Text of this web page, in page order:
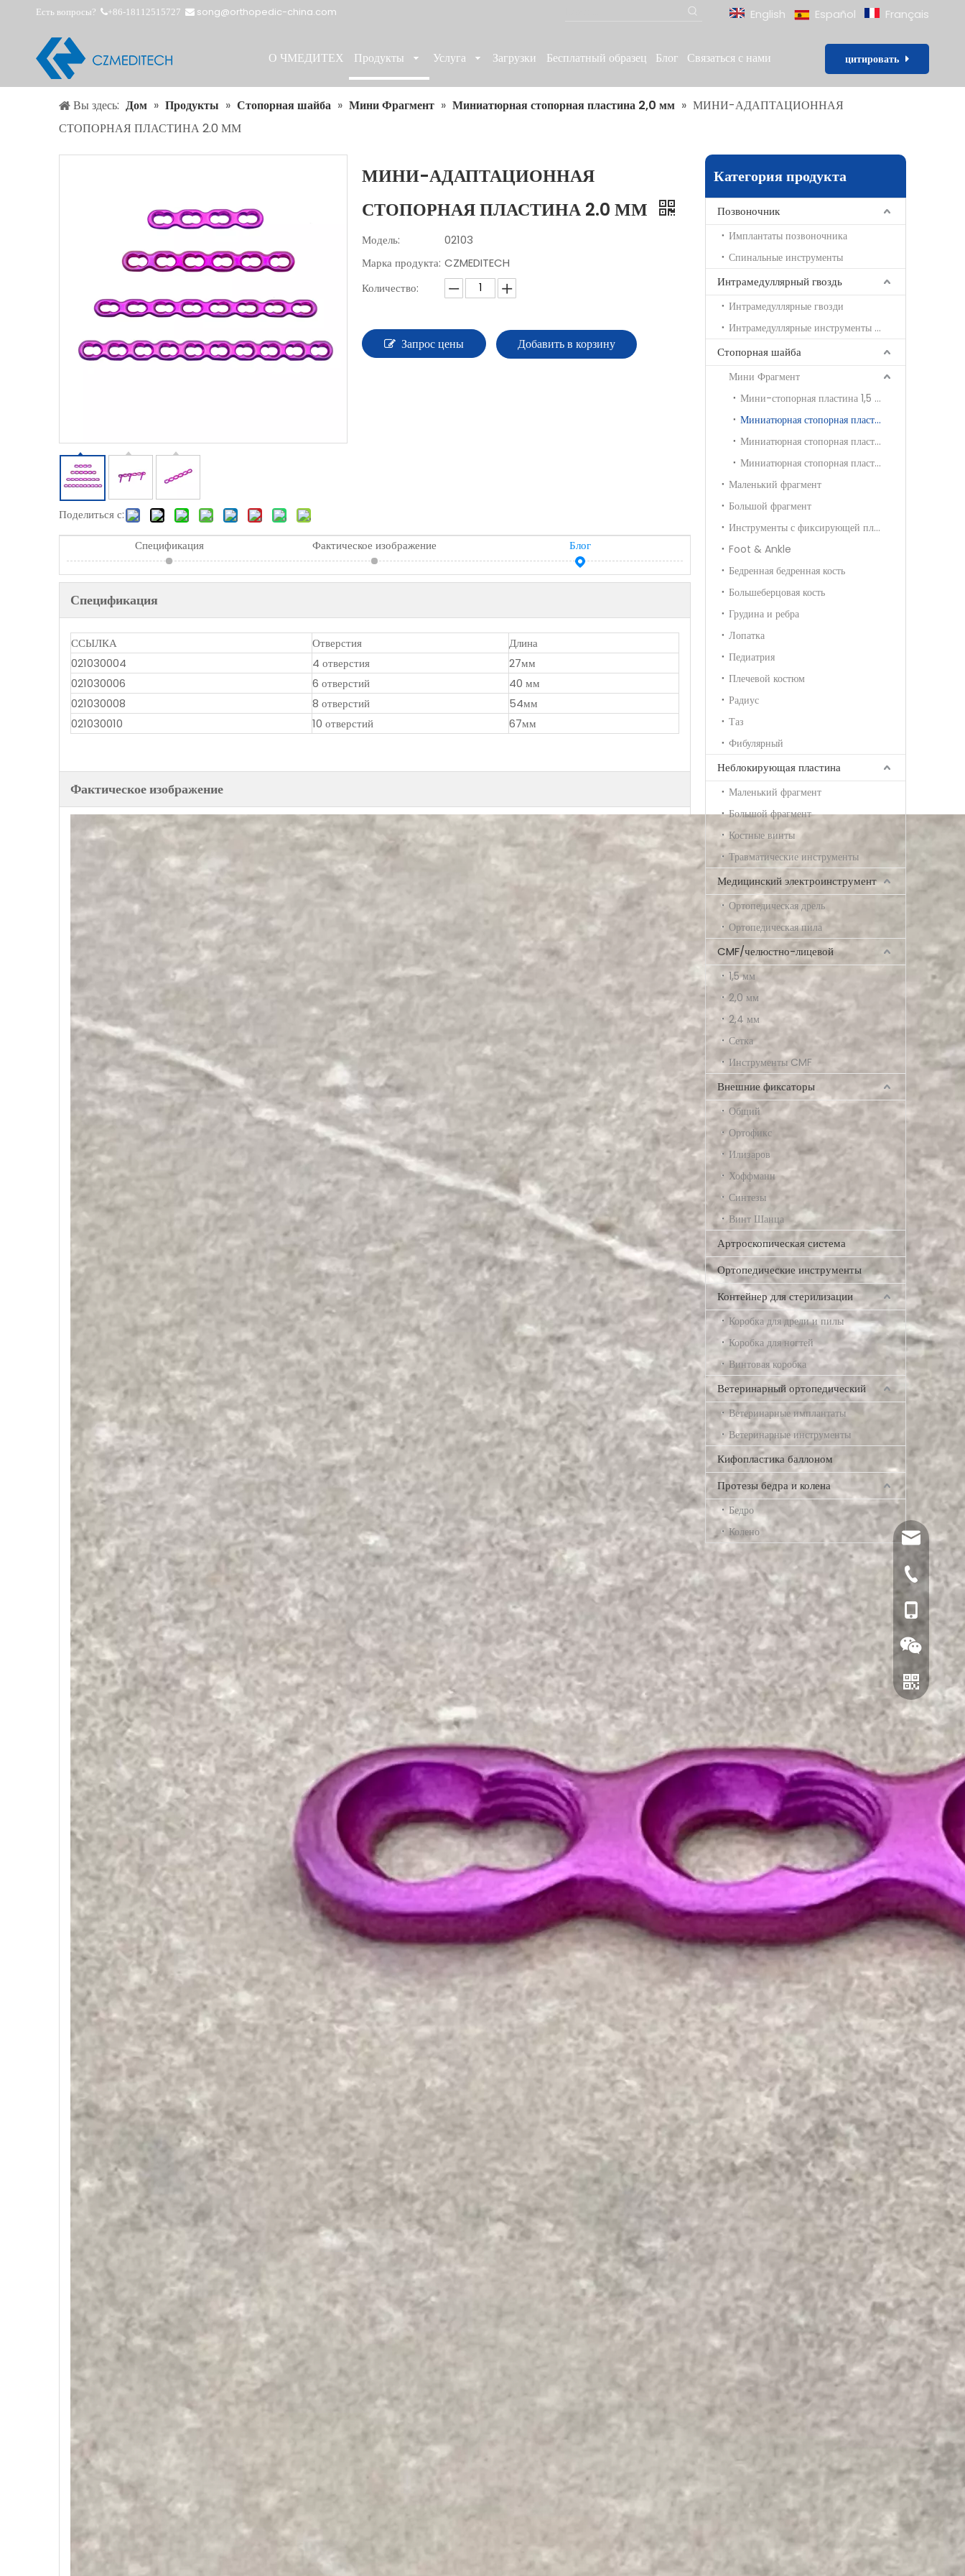
Есть вопросы? +86-18112515727  song@orthopedic-china.com English Español Français
О ЧМЕДИТЕХ Продукты Услуга Загрузки Бесплатный образец Блог Связаться с нами цитировать
Вы здесь: Дом » Продукты » Стопорная шайба » Мини Фрагмент » Миниатюрная стопорная пластина 2,0 мм » МИНИ-АДАПТАЦИОННАЯ
СТОПОРНАЯ ПЛАСТИНА 2.0 ММ
Поделиться с:
МИНИ-АДАПТАЦИОННАЯ
СТОПОРНАЯ ПЛАСТИНА 2.0 ММ
Модель:
02103
Марка продукта: CZMEDITECH
Количество:
Запрос цены Добавить в корзину
Спецификация Фактическое изображение Блог
Спецификация
ССЫЛКА Отверстия
Длина
021030004
4 отверстия
27мм
021030006
6 отверстий
40 мм
021030008
8 отверстий
54мм
021030010
10 отверстий 67мм
Фактическое изображение
Категория продукта
Позвоночник
Имплантаты позвоночника
Спинальные инструменты
Интрамедуллярный гвоздь
Интрамедуллярные гвозди
Интрамедуллярные инструменты для ногтей
Стопорная шайба
Мини Фрагмент
Мини-стопорная пластина 1,5 мм
Миниатюрная стопорная пластина 2,0 мм
Миниатюрная стопорная пластина 2,4 мм
Миниатюрная стопорная пластина 2,7 мм
Маленький фрагмент
Большой фрагмент
Инструменты с фиксирующей пластиной
Foot & Ankle
Бедренная бедренная кость
Большеберцовая кость
Грудина и ребра
Лопатка
Педиатрия
Плечевой костюм
Радиус
Таз
Фибулярный
Неблокирующая пластина
Маленький фрагмент
Большой фрагмент
Костные винты
Травматические инструменты
Медицинский электроинструмент
Ортопедическая дрель
Ортопедическая пила
CMF/челюстно-лицевой
1,5 мм
2,0 мм
2,4 мм
Сетка
Инструменты CMF
Внешние фиксаторы
Общий
Ортофикс
Илизаров
Хоффманн
Синтезы
Винт Шанца
Артроскопическая система
Ортопедические инструменты
Контейнер для стерилизации
Коробка для дрели и пилы
Коробка для ногтей
Винтовая коробка
Ветеринарный ортопедический
Ветеринарные имплантаты
Ветеринарные инструменты
Кифопластика баллоном
Протезы бедра и колена
Бедро
Колено
+86-519-
+86-
WhatsApp